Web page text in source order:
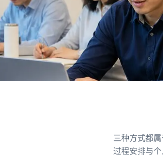
三种方式都
过程安排与个